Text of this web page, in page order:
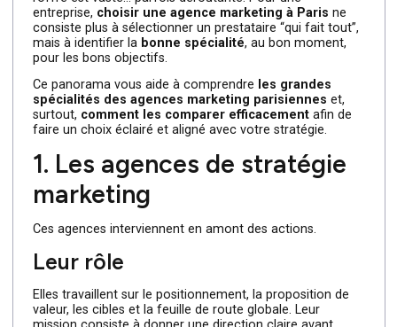
Paris concentre l’un des écosystèmes marketing les
riches d’Europe. Entre agences créatives, experts SEO
spécialistes de l’acquisition ou cabinets orientés B2B,
l’offre est vaste… parfois déroutante. Pour une
entreprise, choisir une agence marketing à Paris
consiste plus à sélectionner un prestataire “qui fait
mais à identifier labonne spécialité, au bon moment,
pour les bons objectifs.
Ce panorama vous aide à comprendre les grandes
spécialités des agences marketing parisiennes
surtout,comment les comparer efficacement
faire un choix éclairé et aligné avec votre stratégie.
1. Les agences de stratégie
marketing
Ces agences interviennent en amont des actions.